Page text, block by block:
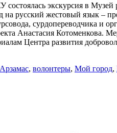
экскурсия в
на русский жестовый язык –
сурдопереводчика и
Анастасия
Центра развития
Арзамас, волонтеры, Мой город,